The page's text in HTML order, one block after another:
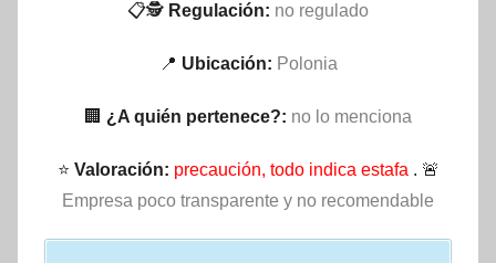
📋🕵 Regulación: no regulado
📍 Ubicación: Polonia
🏢 ¿A quién pertenece?: no lo menciona
⭐ Valoración: precaución, todo indica estafa . 🚨
Empresa poco transparente y no recomendable